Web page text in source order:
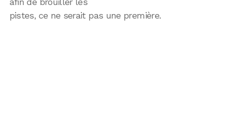
pistes, ce ne serait pas une première.